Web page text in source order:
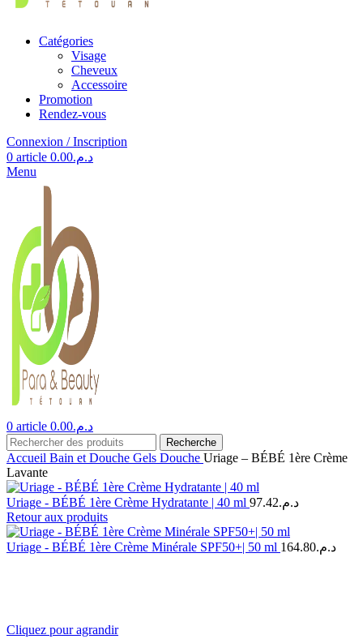
Catégories
Visage
Cheveux
Accessoire
Promotion
Rendez-vous
Connexion / Inscription
0 article د.م.0.00
Menu
0 article د.م.0.00
Recherche
Accueil Bain et Douche Gels Douche Uriage – BÉBÉ 1ère Crème
Lavante
Uriage - BÉBÉ 1ère Crème Hydratante | 40 ml د.م.97.42
Retour aux produits
Uriage - BÉBÉ 1ère Crème Minérale SPF50+| 50 ml د.م.164.80
Cliquez pour agrandir